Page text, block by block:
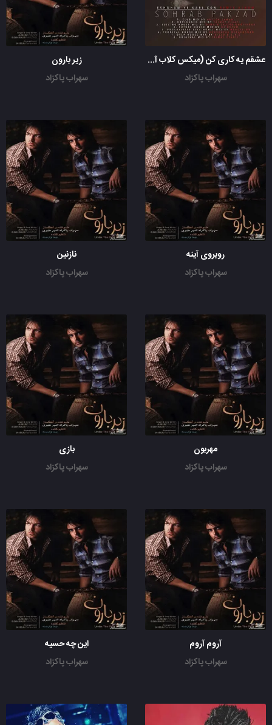
عشقم یه کاری کن (میکس کلاب آرتین زمانی)
سهراب پاکزاد
زیر بارون
سهراب پاکزاد
روبروی آینه
سهراب پاکزاد
نازنین
سهراب پاکزاد
مهربون
سهراب پاکزاد
بازی
سهراب پاکزاد
آروم آروم
سهراب پاکزاد
این چه حسیه
سهراب پاکزاد